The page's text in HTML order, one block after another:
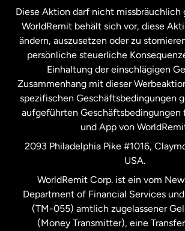
Niederlande
Schweden
Spanien
Vereinigte Staaten
Vereinigte Staaten
Vereinigtes Königreich
Diese Aktion darf nicht missbräuchlich
WorldRemit behält sich vor, diese
ändern, auszusetzen oder zu
persönliche steuerliche
Einhaltung der einschlägigen
Zusammenhang mit dieser
spezifischen Geschäftsbedingungen
aufgeführten Geschäftsbedingungen
und App von
2093 Philadelphia Pike #1016,
USA.
WorldRemit Corp. ist ein vom
Department of Financial Services
(TM-055) amtlich zugelassener
(Money Transmitter), eine